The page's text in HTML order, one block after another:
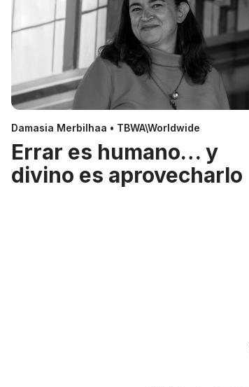
Damasia Merbilhaa • TBWA\Worldwide
Errar es humano… y
divino es aprovecharlo